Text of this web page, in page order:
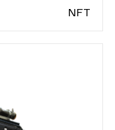
NFT